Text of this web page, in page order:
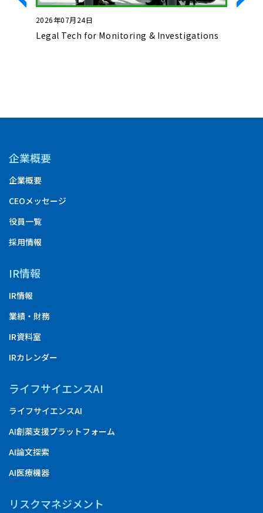
2026年07月24日
Legal Tech for Monitoring & Investigations
企業概要
企業概要
CEOメッセージ
役員一覧
採用情報
IR情報
IR情報
業績・財務
IR資料室
IRカレンダー
ライフサイエンスAI
ライフサイエンスAI
AI創薬支援プラットフォーム
AI論文探索
AI医療機器
リスクマネジメント